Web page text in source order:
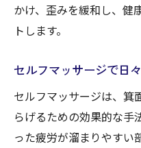
かけ、歪みを緩和し、健
トします。
セルフマッサージで日
セルフマッサージは、箕
らげるための効果的な手
った疲労が溜まりやすい